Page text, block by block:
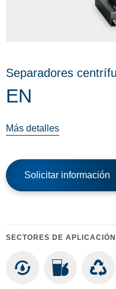
Separadores
EN
Más detalles
Solicitar información
SECTORES DE APLICACIÓN